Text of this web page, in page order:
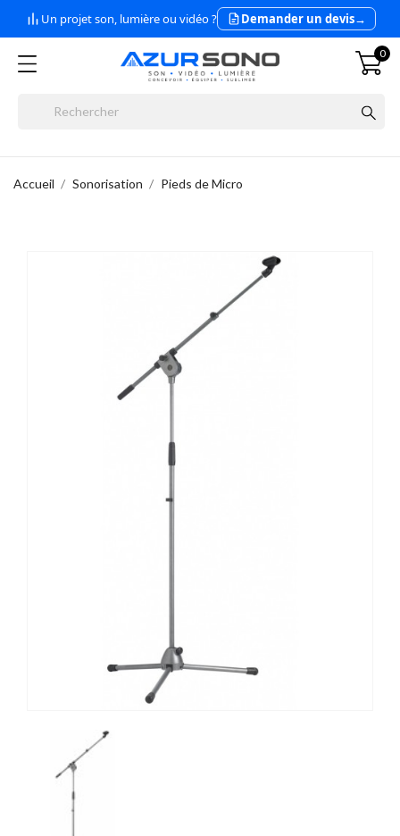
Un projet son, lumière ou vidéo ? Demander un devis→
0
Accueil Sonorisation Pieds de Micro